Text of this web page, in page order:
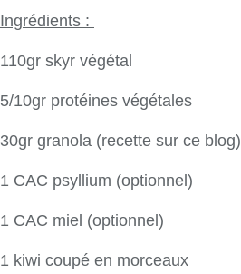
Ingrédients :
110gr skyr végétal
5/10gr protéines végétales
30gr granola (recette sur ce blog)
1 CAC psyllium (optionnel)
1 CAC miel (optionnel)
1 kiwi coupé en morceaux